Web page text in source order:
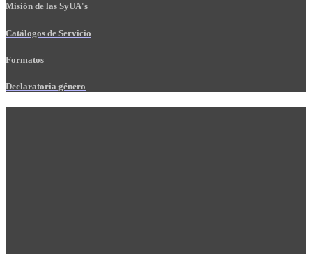
Misión de las SyUA's
Catálogos de Servicio
Formatos
Declaratoria género